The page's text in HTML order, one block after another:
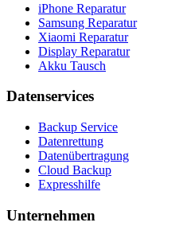
iPhone Reparatur
Samsung Reparatur
Xiaomi Reparatur
Display Reparatur
Akku Tausch
Datenservices
Backup Service
Datenrettung
Datenübertragung
Cloud Backup
Expresshilfe
Unternehmen